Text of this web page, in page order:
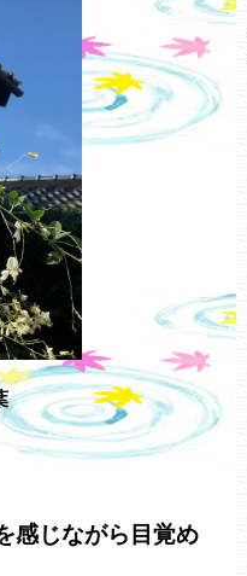
感じながら目覚め